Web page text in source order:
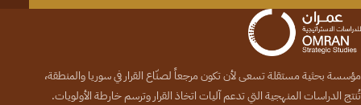
مؤسسة بحثية مستقلة تسعى لأن تكون مرجعاً لصنّاع القرار في سوريا والمنطقة،
تُنتج الدراسات المنهجية التي تدعم آليات اتخاذ القرار وترسم خارطة الأولويات.